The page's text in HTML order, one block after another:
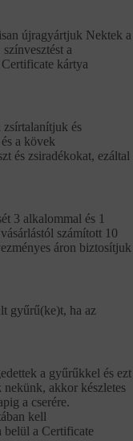
újragyártjuk Nektek a
a
kártya
zsírtalanítjuk és
a kövek
és zsiradékokat, ezáltal
3 alkalommal és 1
számított 10
áron biztosítjuk
gyűrű(ke)t, ha az
a gyűrűkkel és ezt
nekünk, akkor készletes
a cserére.
kell
belül a Certificate